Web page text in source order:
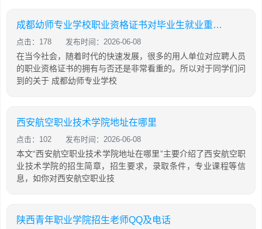
成都幼师专业学校职业资格证书对毕业生就业重要吗
点击：178 发布时间：2026-06-08
在当今社会，随着时代的快速发展，很多的用人单位对应聘人员
的职业资格证书的拥有与否还是非常看重的。所以对于同学们问
到的关于 成都幼师专业学校
西安航空职业技术学院地址在哪里
点击：102 发布时间：2026-06-08
本文“西安航空职业技术学院地址在哪里”主要介绍了西安航空职
业技术学院的招生简章，招生要求，录取条件，专业课程等信
息，如你对西安航空职业技
陕西青年职业学院招生老师QQ及电话